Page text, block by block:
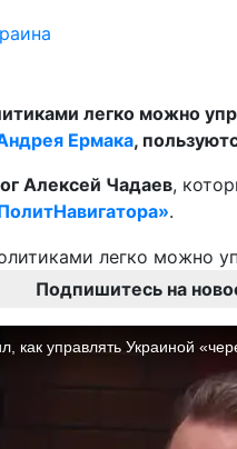
легко можно
Ермака,
Алексей Чадаев,
.
Подпишитесь на